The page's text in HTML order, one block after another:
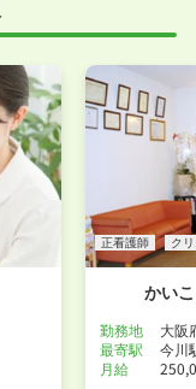
正看護師 ク
かい
勤務地
大阪
最寄駅
今川
月給